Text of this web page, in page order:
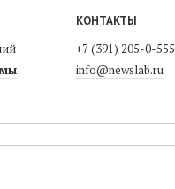
КОНТАКТЫ
+7 (391) 205-0-555
info@newslab.ru